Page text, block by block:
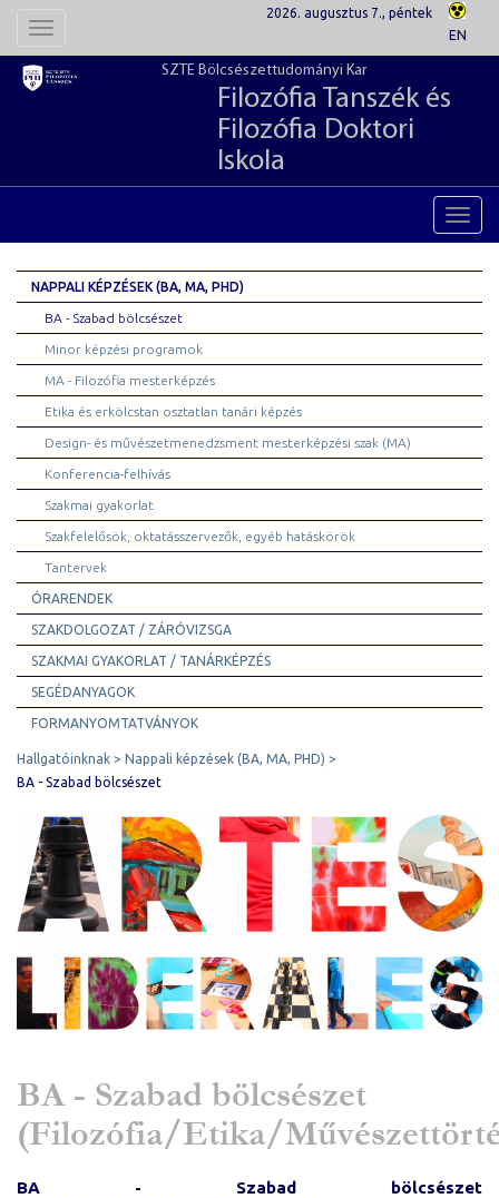
Toggle
2026. augusztus 7., péntek
EN
SZTE Bölcsészettudományi Kar
Filozófia Tanszék és
Filozófia Doktori
Iskola
NAPPALI KÉPZÉSEK (BA, MA, PHD)
BA - Szabad bölcsészet
Minor képzési programok
MA - Filozófia mesterképzés
Etika és erkölcstan osztatlan tanári képzés
Design- és művészetmenedzsment mesterképzési szak (MA)
Konferencia-felhívás
Szakmai gyakorlat
Szakfelelősök, oktatásszervezők, egyéb hatáskörök
Tantervek
ÓRARENDEK
SZAKDOLGOZAT / ZÁRÓVIZSGA
SZAKMAI GYAKORLAT / TANÁRKÉPZÉS
SEGÉDANYAGOK
FORMANYOMTATVÁNYOK
Hallgatóinknak
Nappali képzések (BA, MA, PHD)
BA - Szabad bölcsészet
BA - Szabad bölcsészet
(Filozófia/Etika/
BA - Szabad bölcsészet